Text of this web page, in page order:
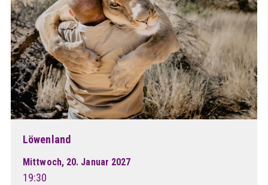
Löwenland
Mittwoch, 20. Januar 2027
19:30